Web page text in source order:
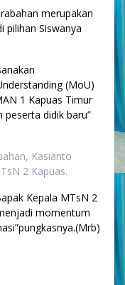
merupakan
pilihan Siswanya
(MoU)
1 Kapuas Timur
didik baru”
Kasianto
2 Kapuas.
Kepala MTsN 2
momentum